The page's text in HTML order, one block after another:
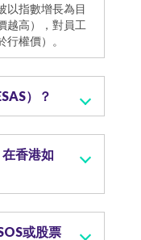
以指數增長為目
越高），對員工
權價）。
）？
香港如
或股票